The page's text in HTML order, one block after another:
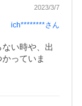
2023/3/7
ich********さん
い時や、出
っていま